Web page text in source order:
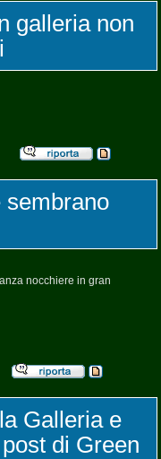
galleria non
sembrano
nocchiere in gran
Galleria e
di Green